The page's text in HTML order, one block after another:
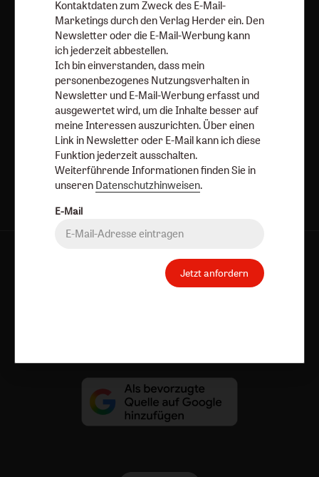
ausschalten.
Weiterführende Informationen finden Sie in unseren
Datenschutzhinweisen
Jetzt anmelden
AGB und Widerrufsbelehrung
Datenschutz
Impressum
Kontaktdaten zum Zweck des E-Mail-
Marketings durch den Verlag Herder ein. Den
Newsletter oder die E-Mail-Werbung kann
ich jederzeit abbestellen.
Ich bin einverstanden, dass mein
personenbezogenes Nutzungsverhalten in
Newsletter und E-Mail-Werbung erfasst und
ausgewertet wird, um die Inhalte besser auf
meine Interessen auszurichten. Über einen
Link in Newsletter oder E-Mail kann ich diese
Funktion jederzeit ausschalten.
Weiterführende Informationen finden Sie in
unseren Datenschutzhinweisen.
E-Mail
Jetzt anfordern